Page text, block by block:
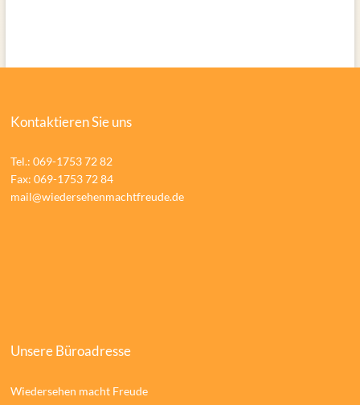
Kontaktieren Sie uns
Tel.: 069-1753 72 82
Fax: 069-1753 72 84
mail@wiedersehenmachtfreude.de
Unsere Büroadresse
Wiedersehen macht Freude